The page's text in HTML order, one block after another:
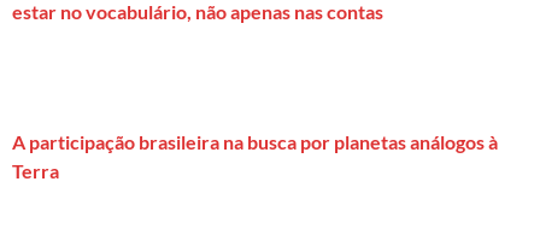
estar no vocabulário, não apenas nas contas
A participação brasileira na busca por planetas análogos à
Terra